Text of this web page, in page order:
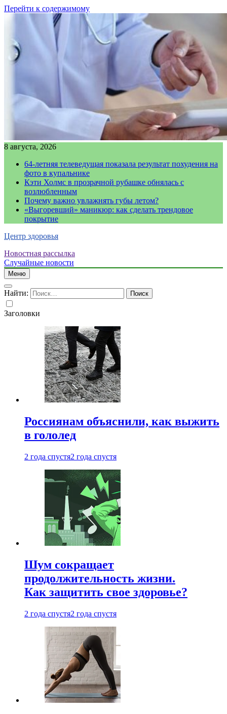
Перейти к содержимому
8 августа, 2026
64-летняя телеведущая показала результат похудения на
фото в купальнике
Кэти Холмс в прозрачной рубашке обнялась с
возлюбленным
Почему важно увлажнять губы летом?
«Выгоревший» маникюр: как сделать трендовое
покрытие
Центр здоровья
Новостная рассылка
Случайные новости
Меню
Найти:
Заголовки
Россиянам объяснили, как выжить
в гололед
2 года спустя2 года спустя
Шум сокращает
продолжительность жизни.
Как защитить свое здоровье?
2 года спустя2 года спустя